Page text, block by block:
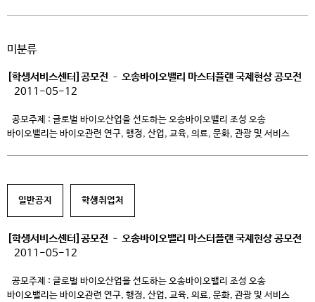
에듀플렉스–운동장 지하통로 유지 […]
미분류
[학생서비스센터]공모전 – 오송바이오밸리 마스터플랜 국제현상 공모전
2011-05-12
공모주제 : 글로벌 바이오산업을 선도하는 오송바이오밸리 조성 오송
바이오밸리는 바이오관련 연구, 행정, 산업, 교육, 의료, 문화, 관광 및 서비스
참가자는 세계적 바이오 연구개발타운 조성, 세계적 […]
일반공지 학생취업처
[학생서비스센터]공모전 – 오송바이오밸리 마스터플랜 국제현상 공모전
2011-05-12
공모주제 : 글로벌 바이오산업을 선도하는 오송바이오밸리 조성 오송
바이오밸리는 바이오관련 연구, 행정, 산업, 교육, 의료, 문화, 관광 및 서비스